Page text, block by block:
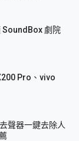
SoundBox 劇院
Pro、vivo
聲器一鍵去除人